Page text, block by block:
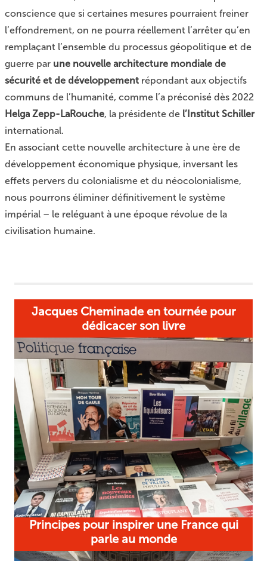
conscience que si certaines mesures pourraient freiner
l’effondrement, on ne pourra réellement l’arrêter qu’en
remplaçant l’ensemble du processus géopolitique et de
guerre par une nouvelle architecture mondiale de
sécurité et de développement répondant aux objectifs
communs de l’humanité, comme l’a préconisé dès 2022
Helga Zepp-LaRouche, la présidente de l’Institut Schiller
international.
En associant cette nouvelle architecture à une ère de
développement économique physique, inversant les
effets pervers du colonialisme et du néocolonialisme,
nous pourrons éliminer définitivement le système
impérial – le reléguant à une époque révolue de la
civilisation humaine.
Jacques Cheminade en tournée pour
dédicacer son livre
Principes pour inspirer une France qui
parle au monde